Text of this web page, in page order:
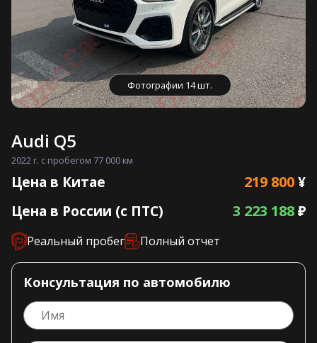
Фотографии 14 шт.
Audi Q5
2022 г. с пробегом 77 000 км
Цена в Китае 219 800¥
Цена в России (с ПТС)
3 223 188₽
Реальный пробег Полный отчет
Консультация по автомобилю